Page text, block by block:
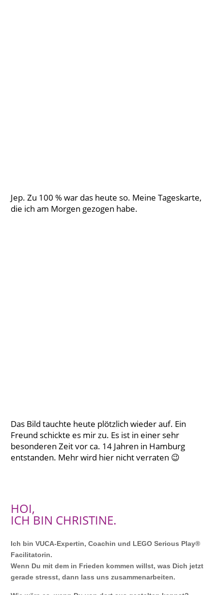
Jep. Zu 100 % war das heute so. Meine Tageskarte,
die ich am Morgen gezogen habe.
Das Bild tauchte heute plötzlich wieder auf. Ein
Freund schickte es mir zu. Es ist in einer sehr
besonderen Zeit vor ca. 14 Jahren in Hamburg
entstanden. Mehr wird hier nicht verraten 😉
HOI,
ICH BIN CHRISTINE.
Ich bin VUCA-Expertin, Coachin und LEGO Serious Play®
Facilitatorin.
Wenn Du mit dem in Frieden kommen willst, was Dich jetzt
gerade stresst, dann lass uns zusammenarbeiten.